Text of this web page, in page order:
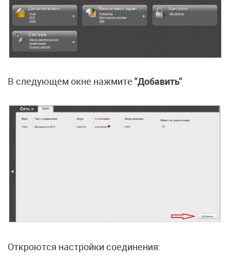
В следующем окне нажмите "Добавить"
Откроются настройки соединения: